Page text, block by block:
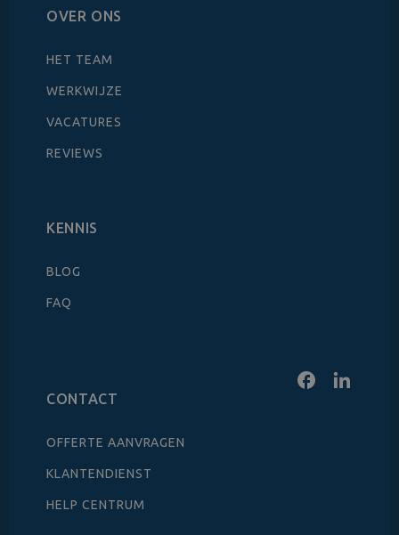
OVER ONS
HET TEAM
WERKWIJZE
VACATURES
REVIEWS
KENNIS
BLOG
FAQ
CONTACT
OFFERTE AANVRAGEN
KLANTENDIENST
HELP CENTRUM